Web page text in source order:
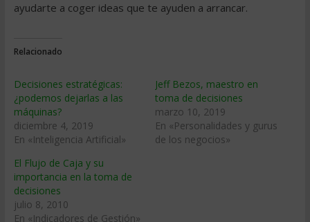
ayudarte a coger ideas que te ayuden a arrancar.
Relacionado
Decisiones estratégicas:
¿podemos dejarlas a las
máquinas?
diciembre 4, 2019
En «Inteligencia Artificial»
Jeff Bezos, maestro en
toma de decisiones
marzo 10, 2019
En «Personalidades y gurus
de los negocios»
El Flujo de Caja y su
importancia en la toma de
decisiones
julio 8, 2010
En «Indicadores de Gestión»